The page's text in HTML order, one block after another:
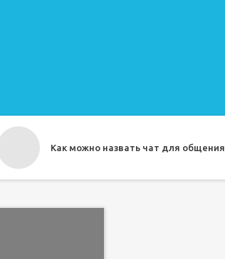
Как можно назвать чат для общения